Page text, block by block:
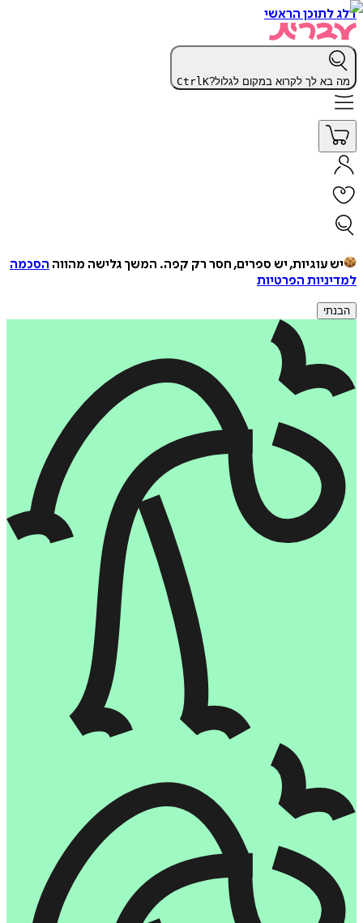
דלג לתוכן הראשי
מה בא לך לקרוא במקום לגלול? CtrlK
יש עוגיות, יש ספרים, חסר רק קפה. המשך גלישה מהווה הסכמה
למדיניות הפרטיות
הבנתי